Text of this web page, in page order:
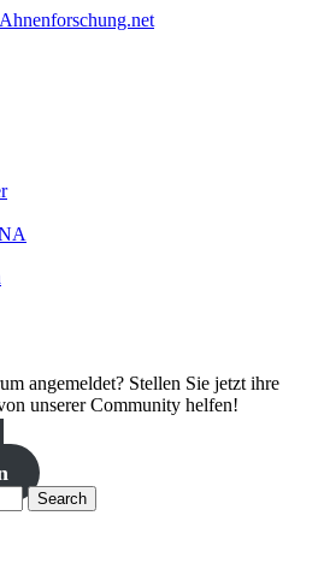
angemeldet? Stellen Sie jetzt ihre
unserer Community helfen!
Search